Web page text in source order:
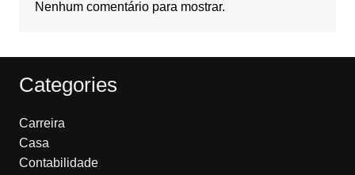
Nenhum comentário para mostrar.
Categories
Carreira
Casa
Contabilidade